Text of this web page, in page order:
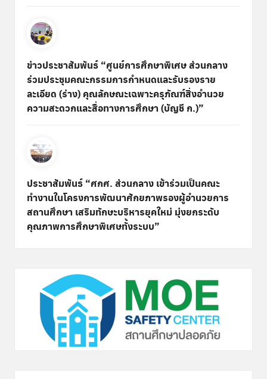
ข่าวประชาสัมพันธ์ “ศูนย์การศึกษาพิเศษ ส่วนกลาง
ร่วมประชุมคณะกรรมการกำหนดและรับรองราย
ละเอียด (ร่าง) คุณลักษณะเฉพาะครุภัณฑ์สิ่งอำนวย
ความสะดวกและสื่อทางการศึกษา (บัญชี ก.)”
ประชาสัมพันธ์ “ศกศ. ส่วนกลาง เข้าร่วมเป็นคณะ
ทำงานในโครงการพัฒนาศักยภาพรองผู้อำนวยการ
สถานศึกษา เสริมทักษะบริหารยุคใหม่ มุ่งยกระดับ
คุณภาพการศึกษาพิเศษทั้งระบบ”